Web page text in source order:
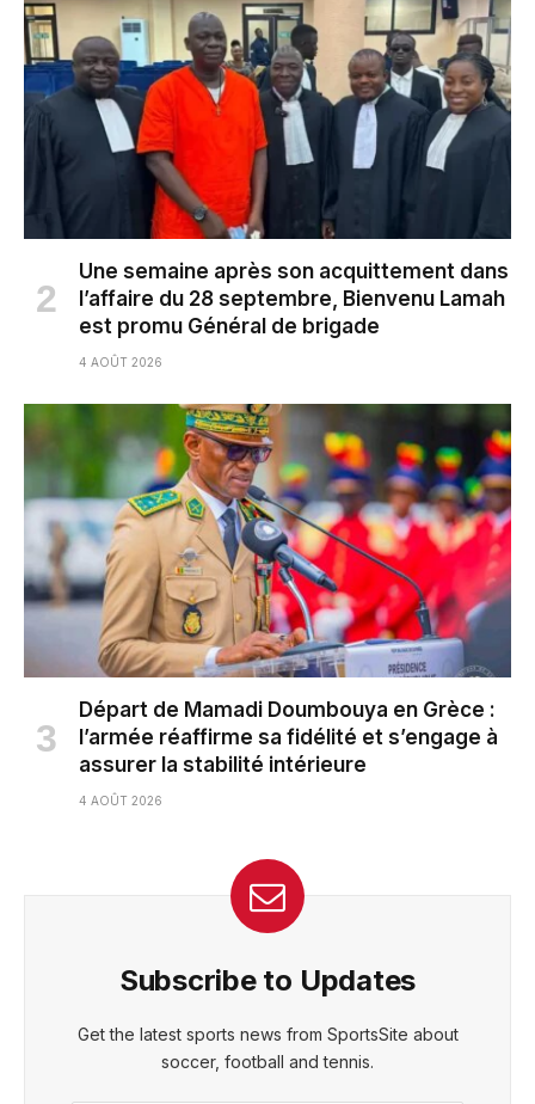
Une semaine après son acquittement dans
l’affaire du 28 septembre, Bienvenu Lamah
est promu Général de brigade
4 AOÛT 2026
Départ de Mamadi Doumbouya en Grèce :
l’armée réaffirme sa fidélité et s’engage à
assurer la stabilité intérieure
4 AOÛT 2026
Subscribe to Updates
Get the latest sports news from SportsSite about
soccer, football and tennis.